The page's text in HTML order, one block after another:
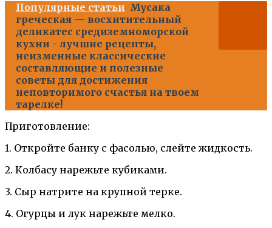
Популярные статьи Мусака
греческая — восхитительный
деликатес средиземноморской
кухни - лучшие рецепты,
неизменные классические
составляющие и полезные
советы для достижения
неповторимого счастья на твоем
тарелке!
Приготовление:
1. Откройте банку с фасолью, слейте жидкость.
2. Колбасу нарежьте кубиками.
3. Сыр натрите на крупной терке.
4. Огурцы и лук нарежьте мелко.